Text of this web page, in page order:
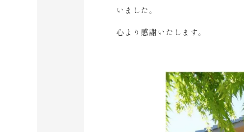
いました。
心より感謝いたします。